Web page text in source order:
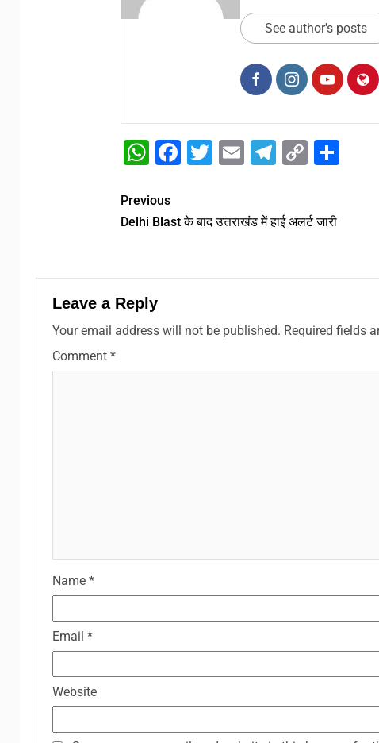
See author's posts
WhatsApp
Facebook
Twitter
EmailTelegram
Copy
Previous
Delhi Blast के बाद उत्तराखंड में हाई अलर्ट जारी
Leave a Reply
Your email address will not be published. Required fields
Comment *
Name *
Email *
Website